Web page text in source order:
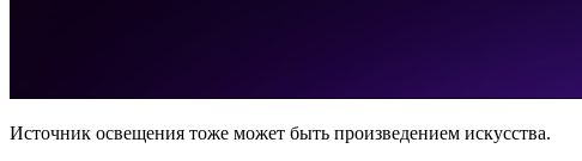
Источник освещения тоже может быть произведением искусства.